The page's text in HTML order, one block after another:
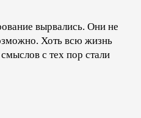
вырвались. Они не
Хоть всю жизнь
с тех пор стали